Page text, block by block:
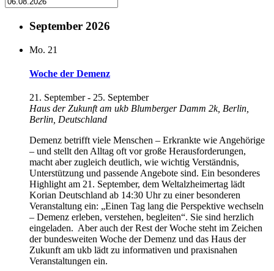
September 2026
Mo. 21
Woche der Demenz
21. September- 25. September
Haus der Zukunft am ukb Blumberger Damm 2k, Berlin,
Berlin, Deutschland
Demenz betrifft viele Menschen – Erkrankte wie Angehörige
– und stellt den Alltag oft vor große Herausforderungen,
macht aber zugleich deutlich, wie wichtig Verständnis,
Unterstützung und passende Angebote sind. Ein besonderes
Highlight am 21. September, dem Weltalzheimertag lädt
Korian Deutschland ab 14:30 Uhr zu einer besonderen
Veranstaltung ein: „Einen Tag lang die Perspektive wechseln
– Demenz erleben, verstehen, begleiten“. Sie sind herzlich
eingeladen. Aber auch der Rest der Woche steht im Zeichen
der bundesweiten Woche der Demenz und das Haus der
Zukunft am ukb lädt zu informativen und praxisnahen
Veranstaltungen ein.